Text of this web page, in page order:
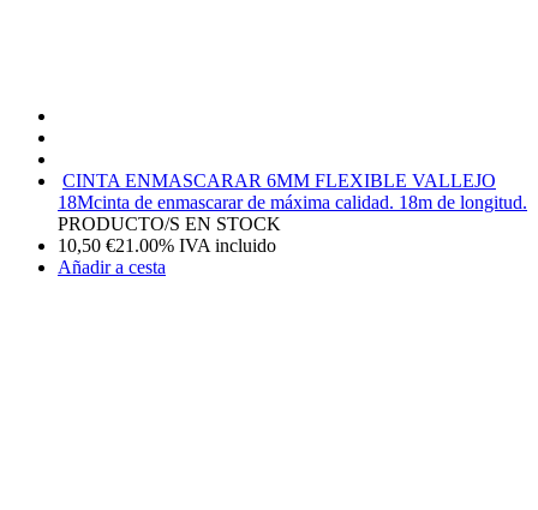
CINTA ENMASCARAR 6MM FLEXIBLE VALLEJO
18Mcinta de enmascarar de máxima calidad. 18m de longitud.
PRODUCTO/S EN STOCK
10,50 €21.00% IVA incluido
Añadir a cesta